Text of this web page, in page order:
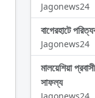
Jagonews24
বাগেরহাটে
Jagonews24
মালয়েশিয়া
সাফল্য